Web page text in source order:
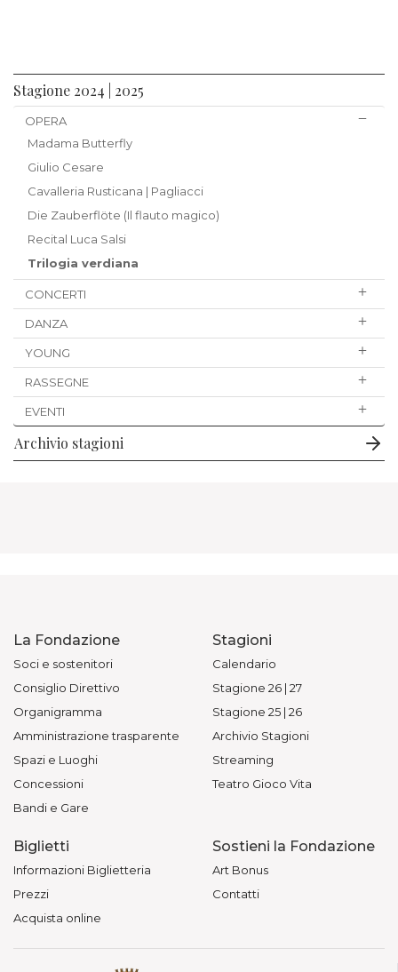
Stagione 2024 | 2025
OPERA
Madama Butterfly
Giulio Cesare
Cavalleria Rusticana | Pagliacci
Die Zauberflöte (Il flauto magico)
Recital Luca Salsi
Trilogia verdiana
CONCERTI
DANZA
YOUNG
RASSEGNE
EVENTI
Archivio stagioni
La Fondazione
Soci e sostenitori
Consiglio Direttivo
Organigramma
Amministrazione trasparente
Spazi e Luoghi
Concessioni
Bandi e Gare
Stagioni
Calendario
Stagione 26 | 27
Stagione 25 | 26
Archivio Stagioni
Streaming
Teatro Gioco Vita
Biglietti
Informazioni Biglietteria
Prezzi
Acquista online
Sostieni la Fondazione
Art Bonus
Contatti